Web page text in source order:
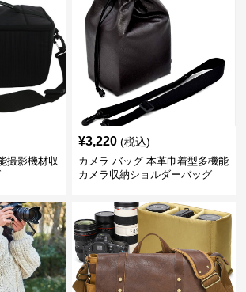
撮影機材収
¥3,220 (税込)
カメラ バッグ 本革巾着型多機能
カメラ収納ショルダーバッグ